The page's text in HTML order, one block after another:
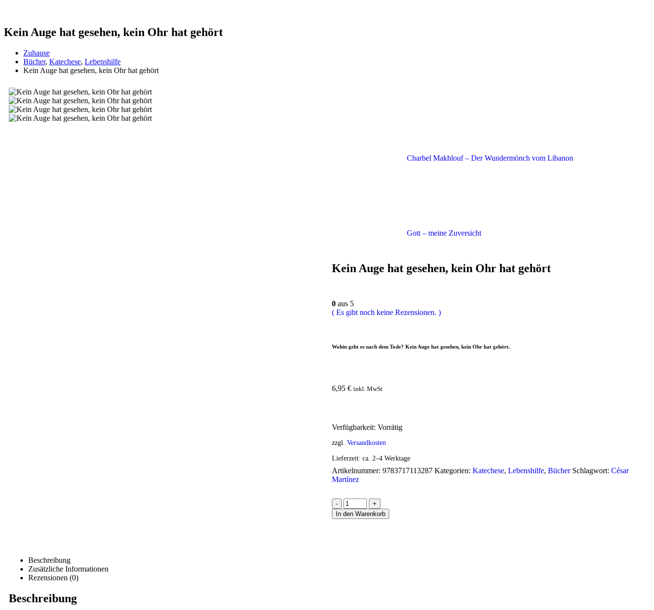
Kein Auge hat gesehen, kein Ohr hat gehört
Zuhause
Bücher, Katechese, Lebenshilfe
Kein Auge hat gesehen, kein Ohr hat gehört
Charbel Makhlouf – Der Wundermönch vom Libanon
Gott – meine Zuversicht
Kein Auge hat gesehen, kein Ohr hat gehört
0 aus 5
( Es gibt noch keine Rezensionen. )
Wohin geht es nach dem Tode? Kein Auge hat gesehen, kein Ohr hat gehört.
6,95 € inkl. MwSt
Verfügbarkeit: Vorrätig
zzgl. Versandkosten
Lieferzeit: ca. 2–4 Werktage
Artikelnummer: 9783717113287 Kategorien: Katechese, Lebenshilfe, Bücher Schlagwort: César
Martínez
-
+
In den Warenkorb
Beschreibung
Zusätzliche Informationen
Rezensionen (0)
Beschreibung